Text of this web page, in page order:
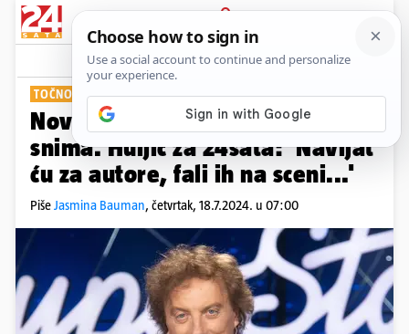
PRIJAVA
Show Komentari
TOČNO ZNA ŠTO ŽELI PLUS+
Nova sezona 'Superstara' već se
snima. Huljić za 24sata: 'Navijat
ću za autore, fali ih na sceni...'
PišeJasmina Bauman, četvrtak, 18.7.2024. u 07:00